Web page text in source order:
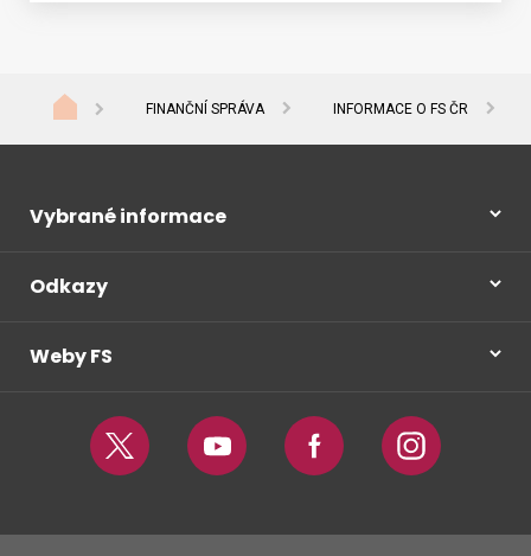
FINANČNÍ SPRÁVA INFORMACE O FS ČR
Vybrané informace
Odkazy
Weby FS
Twitter Youtube Facebook Instagram